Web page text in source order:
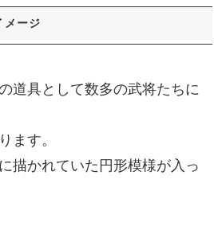
メージ
道具として数多の武将たちに
ます。
描かれていた円形模様が入っ